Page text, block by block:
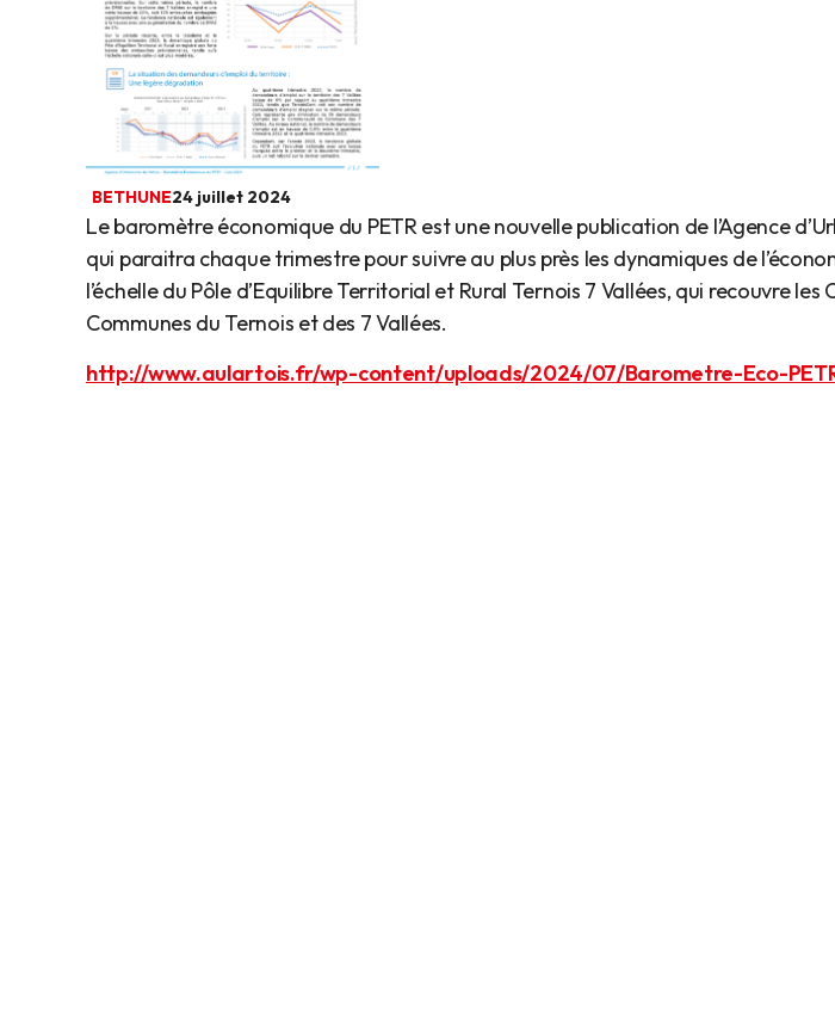
BETHUNE24 juillet 2024
Le baromètre économique du PETR est une nouvelle publication de l’Agence
qui paraitra chaque trimestre pour suivre au plus près les dynamiques de
l’échelle du Pôle d’Equilibre Territorial et Rural Ternois 7 Vallées, qui recouvre
Communes du Ternois et des 7 Vallées.
http://www.aulartois.fr/wp-content/uploads/2024/07/Barometre-Eco-